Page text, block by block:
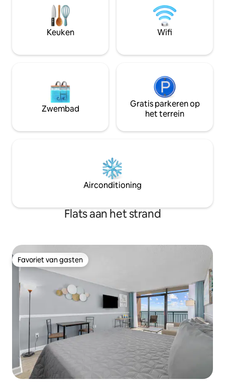
vervoeren of om terug te rennen om de
koeler in te slaan, een prachtig uitzicht
op de oceaan verwelkomt je vanuit de
primaire suite . Luister naar het vredige
Zwembaden,
gratis parkeren -
green -Corn hole - Aan het strand!!
raden een
Keuken Wifi
Zwembad
Gratis parkeren op
het terrein
Airconditioning
Flats aan het strand
Favoriet van gasten
Favoriet van gasten